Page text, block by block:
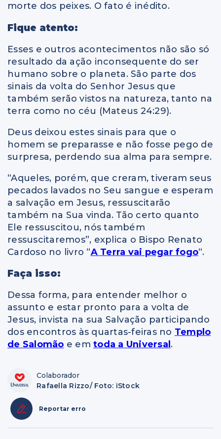
morte dos peixes. O fato é inédito.
Fique atento:
Esses e outros acontecimentos não são só
resultado da ação inconsequente do ser
humano sobre o planeta. São parte dos
sinais da volta do Senhor Jesus que
também serão vistos na natureza, tanto na
terra como no céu (Mateus 24:29).
Deus deixou estes sinais para que o
homem se preparasse e não fosse pego de
surpresa, perdendo sua alma para sempre.
“Aqueles, porém, que creram, tiveram seus
pecados lavados no Seu sangue e esperam
a salvação em Jesus, ressuscitarão
também na Sua vinda. Tão certo quanto
Ele ressuscitou, nós também
ressuscitaremos”, explica o Bispo Renato
Cardoso no livro “A Terra vai pegar fogo“.
Faça isso:
Dessa forma, para entender melhor o
assunto e estar pronto para a volta de
Jesus, invista na sua Salvação participando
dos encontros às quartas-feiras no Templo
de Salomão e em toda a Universal .
Colaborador
Rafaella Rizzo/ Foto: iStock
Reportar erro